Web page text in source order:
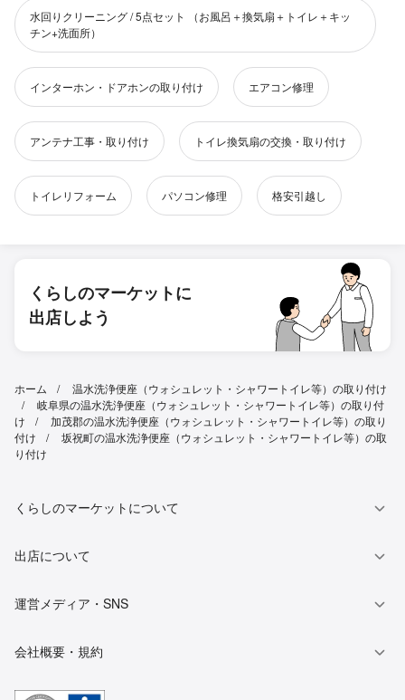
水回りクリーニング / 5点セット （お風呂＋換気扇＋トイレ＋キッ
チン+洗面所）
インターホン・ドアホンの取り付け エアコン修理
アンテナ工事・取り付け トイレ換気扇の交換・取り付け
トイレリフォーム パソコン修理 格安引越し
くらしのマーケットに
出店しよう
ホーム
温水洗浄便座（ウォシュレット・シャワートイレ等）の取り付け
岐阜県の温水洗浄便座（ウォシュレット・シャワートイレ等）の取り付
け
加茂郡の温水洗浄便座（ウォシュレット・シャワートイレ等）の取り
付け
坂祝町の温水洗浄便座（ウォシュレット・シャワートイレ等）の取
り付け
くらしのマーケットについて
出店について
運営メディア・SNS
会社概要・規約